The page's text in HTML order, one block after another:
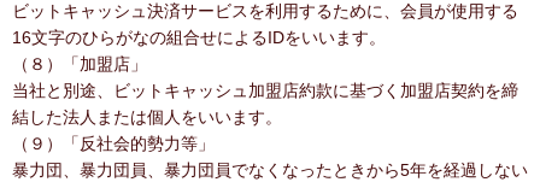
ビットキャッシュ決済サービスを利用するために、会員が使用する
16文字のひらがなの組合せによるIDをいいます。
（８）「加盟店」
当社と別途、ビットキャッシュ加盟店約款に基づく加盟店契約を締
結した法人または個人をいいます。
（９）「反社会的勢力等」
暴力団、暴力団員、暴力団員でなくなったときから5年を経過しない